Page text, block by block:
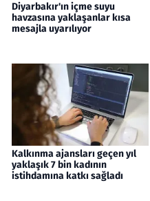
Diyarbakır'ın içme suyu
havzasına yaklaşanlar kısa
mesajla uyarılıyor
Kalkınma ajansları geçen yıl
yaklaşık 7 bin kadının
istihdamına katkı sağladı